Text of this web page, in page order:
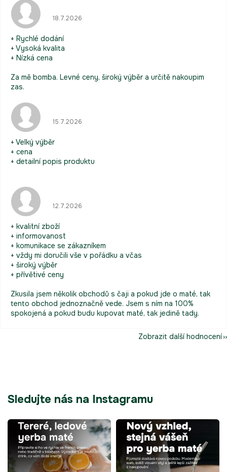
18.7.2026
+ Rychlé dodání
+ Vysoká kvalita
+ Nízká cena
Za mě bomba. Levné ceny, široký výběr a určitě nakoupim
zas.
15.7.2026
+ Velký výběr
+ cena
+ detailní popis produktu
12.7.2026
+ kvalitní zboží
+ informovanost
+ komunikace se zákazníkem
+ vždy mi doručili vše v pořádku a včas
+ široký výběr
+ přívětivé ceny
Zkusila jsem několik obchodů s čaji a pokud jde o maté, tak
tento obchod jednoznačně vede. Jsem s ním na 100%
spokojená a pokud budu kupovat maté, tak jedině tady.
Zobrazit další hodnocení
Sledujte nás na Instagramu